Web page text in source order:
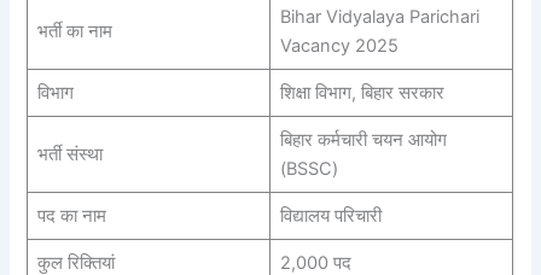
भर्ती का नाम
Bihar Vidyalaya Parichari
Vacancy 2025
विभाग शिक्षा विभाग, बिहार सरकार
भर्ती संस्था
बिहार कर्मचारी चयन आयोग
(BSSC)
पद का नाम विद्यालय परिचारी
कुल रिक्तियां 2,000 पद